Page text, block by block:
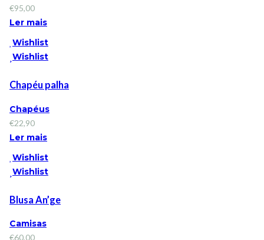
€95,00
Ler mais
Wishlist
Wishlist
Chapéu palha
Chapéus
€22,90
Ler mais
Wishlist
Wishlist
Blusa An’ge
Camisas
€60,00